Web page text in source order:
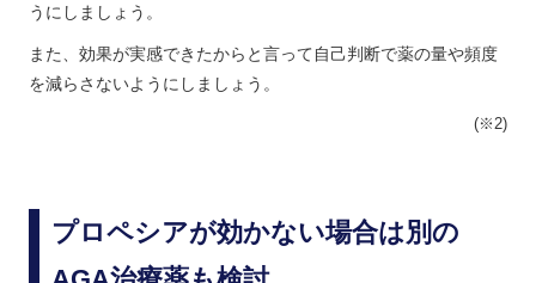
うにしましょう。
また、効果が実感できたからと言って自己判断で薬の量や頻度
を減らさないようにしましょう。
(※2)
プロペシアが効かない場合は別の